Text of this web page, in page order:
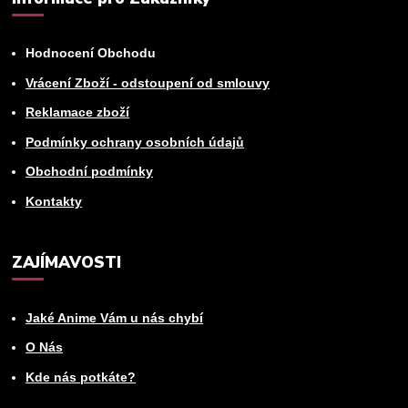
Hodnocení Obchodu
Vrácení Zboží - odstoupení od smlouvy
Reklamace zboží
Podmínky ochrany osobních údajů
Obchodní podmínky
Kontakty
ZAJÍMAVOSTI
Jaké Anime Vám u nás chybí
O Nás
Kde nás potkáte?